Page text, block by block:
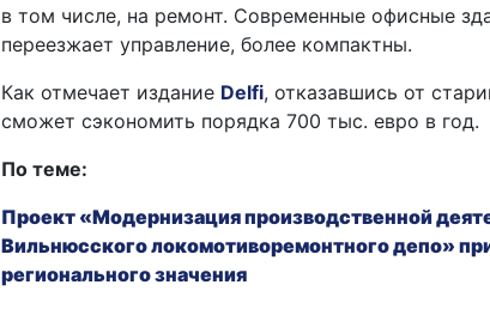
в том числе, на ремонт. Современные офисные
переезжает управление, более компактны.
Как отмечает издание Delfi, отказавшись от
сможет сэкономить порядка 700 тыс. евро в год.
По теме:
Проект «Модернизация производственной
Вильнюсского локомотиворемонтного депо»
регионального значения